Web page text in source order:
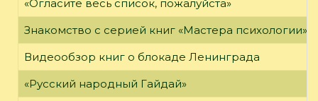
«Огласите весь список, пожалуйста»
Знакомство с серией книг «Мастера психологии»
Видеообзор книг о блокаде Ленинграда
«Русский народный Гайдай»